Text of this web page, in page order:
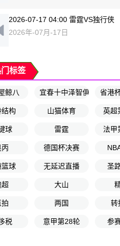
2026-07-17 04:00 雷霆VS独行侠
2026年-07月-17日
标签
鲸八 宜春十中泽智俱乐部省港
构 山猫体育 英超
球 雷霆 法甲
德国杯决赛
篮球 无延迟直播 圣
大山
拍 两国 转
税 意甲第28轮 参